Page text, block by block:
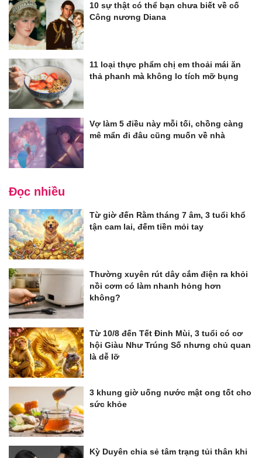
10 sự thật có thể bạn chưa biết về cố
Công nương Diana
11 loại thực phẩm chị em thoải mái ăn
thả phanh mà không lo tích mỡ bụng
Vợ làm 5 điều này mỗi tối, chồng càng
mê mẩn đi đâu cũng muốn về nhà
Đọc nhiều
Từ giờ đến Rằm tháng 7 âm, 3 tuổi khổ
tận cam lai, đếm tiền mỏi tay
Thường xuyên rút dây cắm điện ra khỏi
nồi cơm có làm nhanh hỏng hơn
không?
Từ 10/8 đến Tết Đinh Mùi, 3 tuổi có cơ
hội Giàu Như Trúng Số nhưng chủ quan
là dễ lỡ
3 khung giờ uống nước mật ong tốt cho
sức khỏe
Kỳ Duyên chia sẻ tâm trạng tủi thân khi